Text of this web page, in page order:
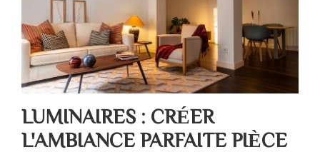
LUMINAIRES : CRÉER
L'AMBIANCE PARFAITE PIÈCE